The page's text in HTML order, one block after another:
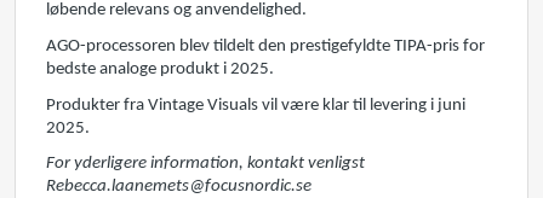
løbende relevans og anvendelighed.
AGO-processoren blev tildelt den prestigefyldte TIPA-pris for
bedste analoge produkt i 2025.
Produkter fra Vintage Visuals vil være klar til levering i juni
2025.
For yderligere information, kontakt venligst
Rebecca.laanemets@focusnordic.se